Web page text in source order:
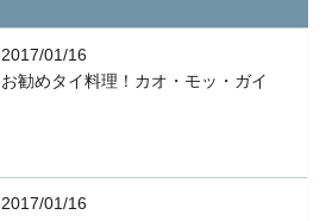
2017/01/16
お勧めタイ料理！カオ・モッ・ガイ
2017/01/16